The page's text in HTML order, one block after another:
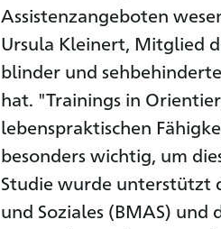
Assistenzangeboten
Ursula Kleinert, Mitglied
blinder und
hat. "Trainings in
lebenspraktischen
besonders wichtig, um
Studie wurde unterstützt
und Soziales (BMAS) und